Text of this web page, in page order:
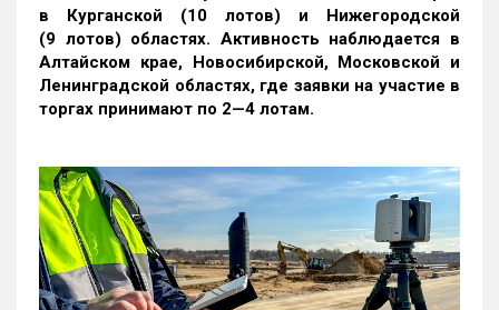
в Курганской (10 лотов) и Нижегородской
(9 лотов) областях. Активность наблюдается в
Алтайском крае, Новосибирской, Московской и
Ленинградской областях, где заявки на участие в
торгах принимают по 2—4 лотам.